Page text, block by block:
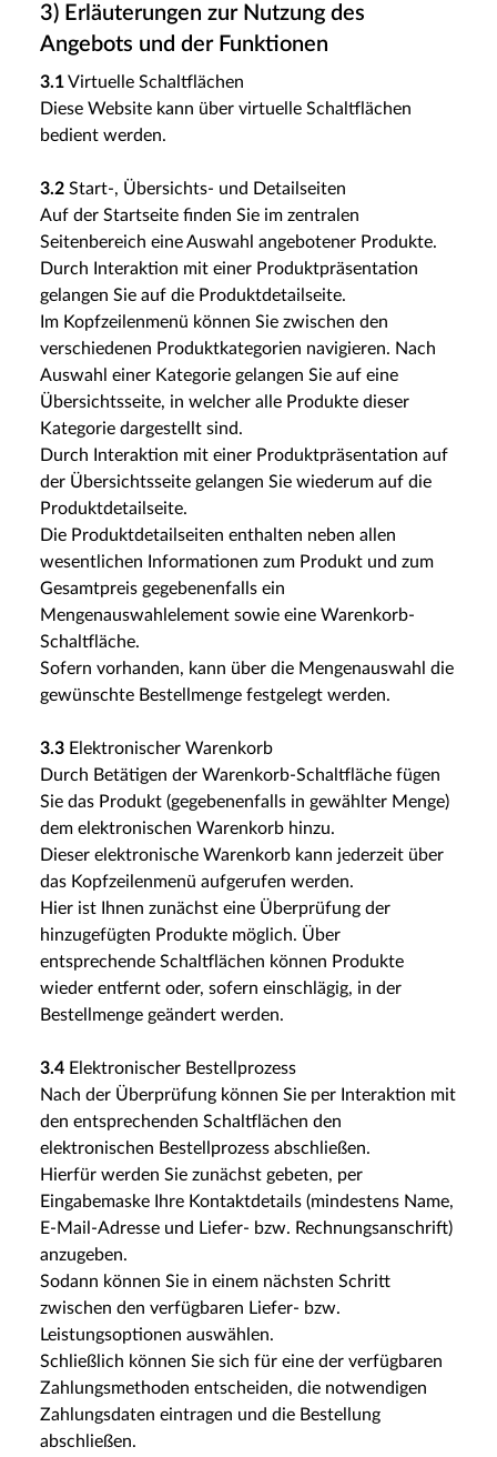
3) Erläuterungen zur Nutzung des
Angebots und der Funktionen
3.1Virtuelle Schaltflächen
Diese Website kann über virtuelle Schaltflächen
bedient werden.
3.2 Start-, Übersichts- und Detailseiten
Auf der Startseite finden Sie im zentralen
Seitenbereich eine Auswahl angebotener Produkte.
Durch Interaktion mit einer Produktpräsentation
gelangen Sie auf die Produktdetailseite.
Im Kopfzeilenmenü können Sie zwischen den
verschiedenen Produktkategorien navigieren. Nach
Auswahl einer Kategorie gelangen Sie auf eine
Übersichtsseite, in welcher alle Produkte dieser
Kategorie dargestellt sind.
Durch Interaktion mit einer Produktpräsentation auf
der Übersichtsseite gelangen Sie wiederum auf die
Produktdetailseite.
Die Produktdetailseiten enthalten neben allen
wesentlichen Informationen zum Produkt und zum
Gesamtpreis gegebenenfalls ein
Mengenauswahlelement sowie eine Warenkorb-
Schaltfläche.
Sofern vorhanden, kann über die Mengenauswahl die
gewünschte Bestellmenge festgelegt werden.
3.3 Elektronischer Warenkorb
Durch Betätigen der Warenkorb-Schaltfläche fügen
Sie das Produkt (gegebenenfalls in gewählter Menge)
dem elektronischen Warenkorb hinzu.
Dieser elektronische Warenkorb kann jederzeit über
das Kopfzeilenmenü aufgerufen werden.
Hier ist Ihnen zunächst eine Überprüfung der
hinzugefügten Produkte möglich. Über
entsprechende Schaltflächen können Produkte
wieder entfernt oder, sofern einschlägig, in der
Bestellmenge geändert werden.
3.4 Elektronischer Bestellprozess
Nach der Überprüfung können Sie per Interaktion mit
den entsprechenden Schaltflächen den
elektronischen Bestellprozess abschließen.
Hierfür werden Sie zunächst gebeten, per
Eingabemaske Ihre Kontaktdetails (mindestens Name,
E-Mail-Adresse und Liefer- bzw. Rechnungsanschrift)
anzugeben.
Sodann können Sie in einem nächsten Schritt
zwischen den verfügbaren Liefer- bzw.
Leistungsoptionen auswählen.
Schließlich können Sie sich für eine der verfügbaren
Zahlungsmethoden entscheiden, die notwendigen
Zahlungsdaten eintragen und die Bestellung
abschließen.